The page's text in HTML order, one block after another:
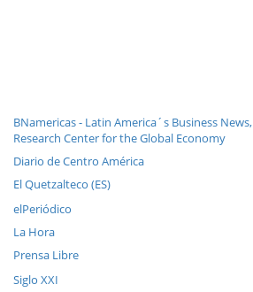
BNamericas - Latin America´s Business
Research Center for the Global Economy
Diario de Centro América
El Quetzalteco (ES)
elPeriódico
La Hora
Prensa Libre
Siglo XXI